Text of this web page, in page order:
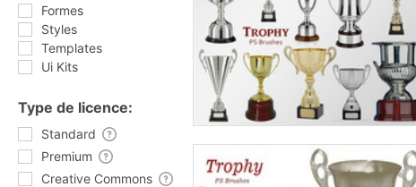
Formes
Styles
Templates
Ui Kits
Type de licence:
Standard
Premium
Creative Commons